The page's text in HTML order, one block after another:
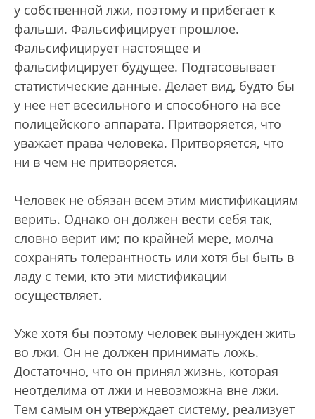
у собственной лжи, поэтому и прибегает к
фальши. Фальсифицирует прошлое.
Фальсифицирует настоящее и
фальсифицирует будущее. Подтасовывает
статистические данные. Делает вид, будто бы
у нее нет всесильного и способного на все
полицейского аппарата. Притворяется, что
уважает права человека. Притворяется, что
ни в чем не притворяется.
Человек не обязан всем этим мистификациям
верить. Однако он должен вести себя так,
словно верит им; по крайней мере, молча
сохранять толерантность или хотя бы быть в
ладу с теми, кто эти мистификации
осуществляет.
Уже хотя бы поэтому человек вынужден жить
во лжи. Он не должен принимать ложь.
Достаточно, что он принял жизнь, которая
неотделима от лжи и невозможна вне лжи.
Тем самым он утверждает систему, реализует